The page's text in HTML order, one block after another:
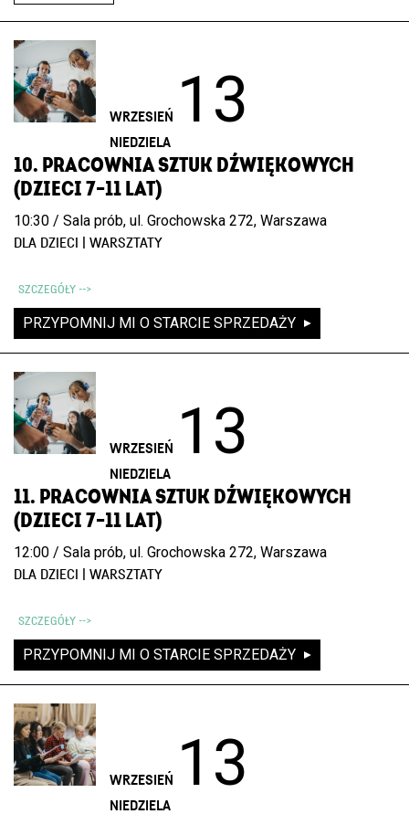
WRZESIEŃ 13
NIEDZIELA
10. PRACOWNIA SZTUK DŹWIĘKOWYCH
(DZIECI 7–11 LAT)
10:30 / Sala prób, ul. Grochowska 272, Warszawa
DLA DZIECI | WARSZTATY
SZCZEGÓŁY -->
PRZYPOMNIJ MI O STARCIE SPRZEDAŻY
WRZESIEŃ 13
NIEDZIELA
11. PRACOWNIA SZTUK DŹWIĘKOWYCH
(DZIECI 7–11 LAT)
12:00 / Sala prób, ul. Grochowska 272, Warszawa
DLA DZIECI | WARSZTATY
SZCZEGÓŁY -->
PRZYPOMNIJ MI O STARCIE SPRZEDAŻY
WRZESIEŃ 13
NIEDZIELA